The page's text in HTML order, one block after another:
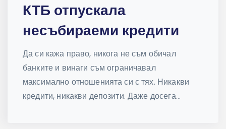
КТБ отпускала
несъбираеми кредити
Да си кажа право, никога не съм обичал
банките и винаги съм ограничавал
максимално отношенията си с тях. Никакви
кредити, никакви депозити. Даже досега...